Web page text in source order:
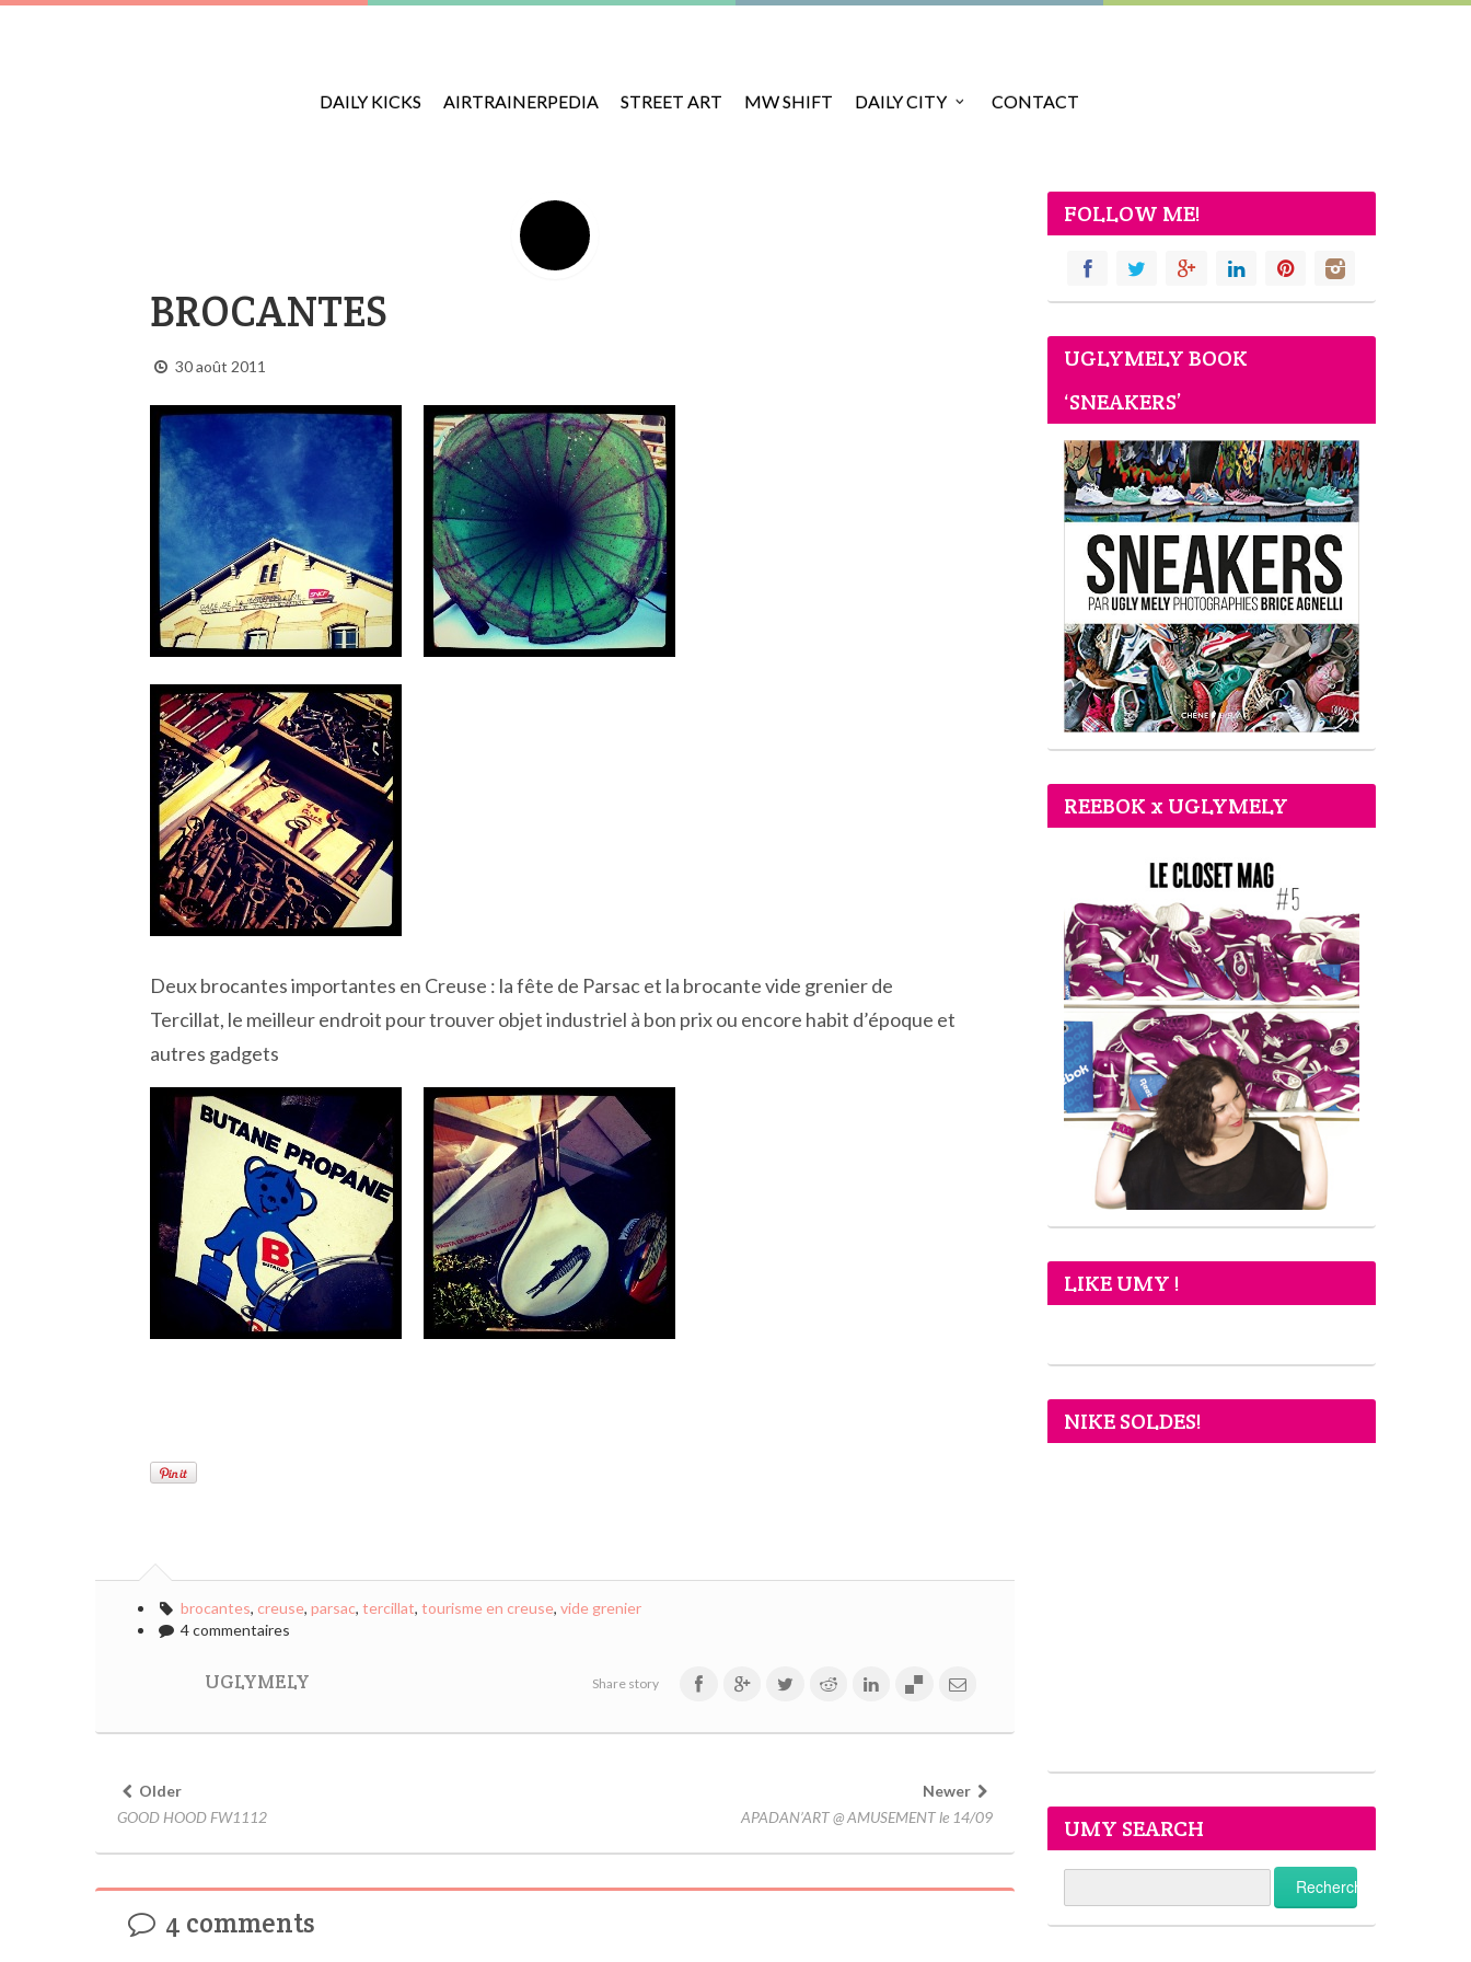
DAILY KICKS AIRTRAINERPEDIA STREET ART MW SHIFT DAILY CITY CONTACT
BROCANTES
30 août 2011
Deux brocantes importantes en Creuse : la fête de Parsac et la brocante vide grenier de
Tercillat, le meilleur endroit pour trouver objet industriel à bon prix ou encore habit d’époque et
autres gadgets
brocantes, creuse, parsac, tercillat, tourisme en creuse, vide grenier
4 commentaires
UGLYMELY Share story
Older
GOOD HOOD FW1112
Newer
APADAN’ART @ AMUSEMENT le 14/09
4 comments
FOLLOW ME!
UGLYMELY BOOK
‘SNEAKERS’
REEBOK x UGLYMELY
LIKE UMY !
NIKE SOLDES!
UMY SEARCH